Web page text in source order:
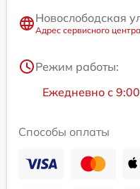
Новослободская
Адрес сервисного
Режим работы:
Ежедневно с
Способы оплаты